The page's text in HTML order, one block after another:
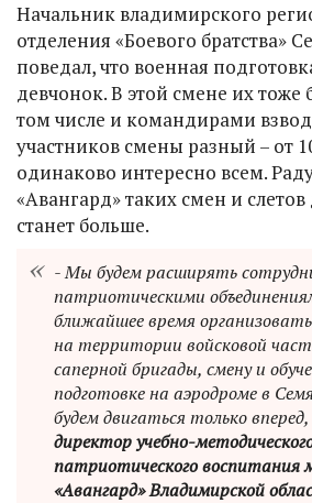
Начальник владимирского
отделения «Боевого братства»
поведал, что военная
девчонок. В этой смене их тоже
том числе и командирами
участников смены разный – от
одинаково интересно всем.
«Авангард» таких смен и
станет больше.
- Мы будем расширять
патриотическими
ближайшее время
на территории войсковой
саперной бригады, смену и
подготовке на аэродроме в
будем двигаться только
директор учебно-
патриотического воспитания
«Авангард» Владимирской